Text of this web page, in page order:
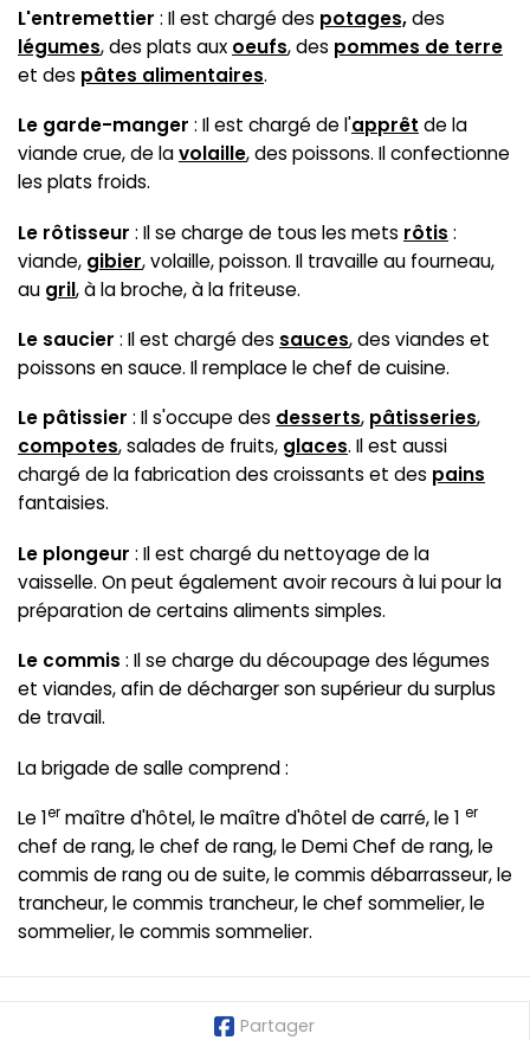
L'entremettier : Il est chargé des potages,des
légumes, des plats aux oeufs, des pommes de terre
et des pâtes alimentaires.
Le garde-manger : Il est chargé de l'apprêt de la
viande crue, de lavolaille, des poissons. Il confectionne
les plats froids.
Le rôtisseur : Il se charge de tous les mets rôtis :
viande, gibier, volaille, poisson. Il travaille au fourneau,
au gril, à la broche, à la friteuse.
Le saucier : Il est chargé des sauces, des viandes et
poissons en sauce. Il remplace le chef de cuisine.
Le pâtissier : Il s'occupe des desserts, pâtisseries,
compotes, salades de fruits, glaces. Il est aussi
chargé de la fabrication des croissants et des pains
fantaisies.
Le plongeur : Il est chargé du nettoyage de la
vaisselle. On peut également avoir recours à lui pour la
préparation de certains aliments simples.
Le commis : Il se charge du découpage des légumes
et viandes, afin de décharger son supérieur du surplus
de travail.
La brigade de salle comprend :
Le 1er maître d'hôtel, le maître d'hôtel de carré, le 1 er
chef de rang, le chef de rang, le Demi Chef de rang, le
commis de rang ou de suite, le commis débarrasseur, le
trancheur, le commis trancheur, le chef sommelier, le
sommelier, le commis sommelier.
Partager